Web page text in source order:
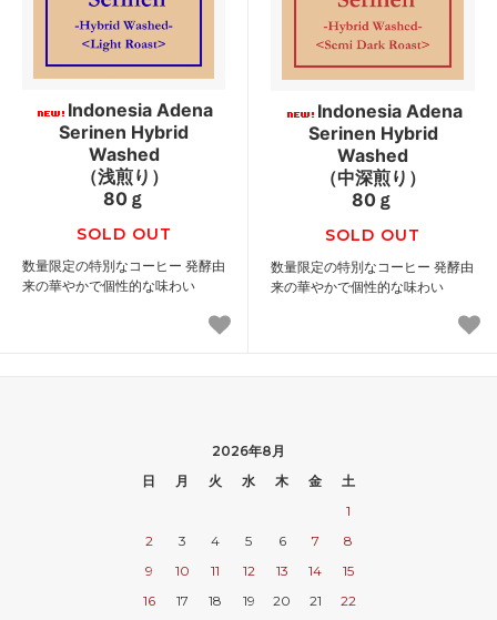
Indonesia Adena
Serinen Hybrid
Washed
（浅煎り）
80ｇ
SOLD OUT
数量限定の特別なコーヒー 発酵由
来の華やかで個性的な味わい
Indonesia Adena
Serinen Hybrid
Washed
（中深煎り）
80ｇ
SOLD OUT
数量限定の特別なコーヒー 発酵由
来の華やかで個性的な味わい
2026年8月
日
月 火 水 木 金
土
1
2
3 4 5 6 7
8
9
10 11 12 13 14
15
16
17 18 19 20 21
22